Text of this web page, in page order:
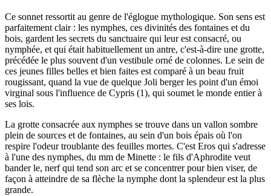
Ce sonnet ressortit au genre de l'églogue mythologique. Son sens est
parfaitement clair : les nymphes, ces divinités des fontaines et du
bois, gardent les secrets du sanctuaire qui leur est consacré, ou
nymphée, et qui était habituellement un antre, c'est-à-dire une grotte,
précédée le plus souvent d'un vestibule orné de colonnes. Le sein de
ces jeunes filles belles et bien faites est comparé à un beau fruit
rougissant, quand la vue de quelque Joli berger les point d'un émoi
virginal sous l'influence de Cypris (1), qui soumet le monde entier à
ses lois.
La grotte consacrée aux nymphes se trouve dans un vallon sombre
plein de sources et de fontaines, au sein d'un bois épais où l'on
respire l'odeur troublante des feuilles mortes. C'est Eros qui s'adresse
à l'une des nymphes, du mm de Minette : le fils d'Aphrodite veut
bander le, nerf qui tend son arc et se concentrer pour bien viser, de
façon à atteindre de sa flèche la nymphe dont la splendeur est la plus
grande.